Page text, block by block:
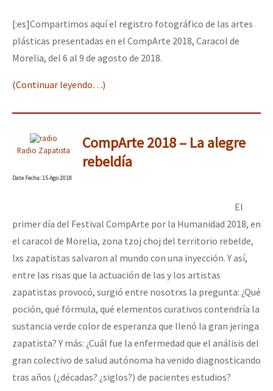
EZLN
La Sexta
AutonomÍa y Resistencia
Presos
ETIQUETAS
MULTIMEDIA
Audio
Fotorreportaje
Video
Semillero Guerra contra la Humanidad. (Las poblaciones y
la naturaleza bajo asedio)
Dia 1: Encontro “Guerra contra a Humanidade”
“Sonhando a Terra do Bem Virá” se publica no Estado Espanhol
Se o México sabe, que o mundo saiba! Nossas lutas pela
[25 abr – CDMX] Tokín por el CNI: 30 años de Resistencia y
[:es]Compartimos aquí el registro fotográfico de las artes
plásticas presentadas en el CompArte 2018, Caracol de
Morelia, del 6 al 9 de agosto de 2018.
(Continuar leyendo…)
Radio Zapatista
CompArte 2018 – La alegre
rebeldía
DateFecha: 15 Ago 2018
El
primer día del Festival CompArte por la Humanidad 2018, en
el caracol de Morelia, zona tzoj choj del territorio rebelde,
lxs zapatistas salvaron al mundo con una inyección. Y así,
entre las risas que la actuación de las y los artistas
zapatistas provocó, surgió entre nosotrxs la pregunta: ¿Qué
poción, qué fórmula, qué elementos curativos contendría la
sustancia verde color de esperanza que llenó la gran jeringa
zapatista? Y más: ¿Cuál fue la enfermedad que el análisis del
gran colectivo de salud autónoma ha venido diagnosticando
tras años (¿décadas? ¿siglos?) de pacientes estudios?